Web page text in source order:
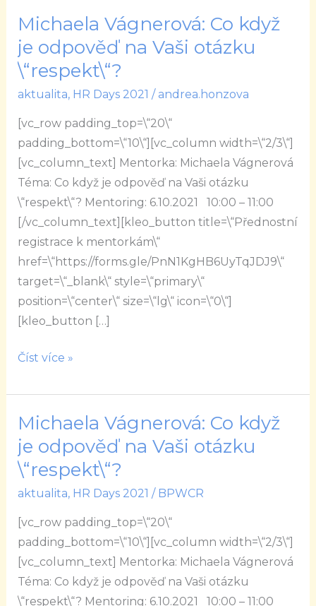
Michaela Vágnerová: Co když
je odpověď na Vaši otázku
\“respekt\“?
aktualita, HR Days 2021 / andrea.honzova
[vc_row padding_top=\“20\“
padding_bottom=\“10\“][vc_column width=\“2/3\“]
[vc_column_text] Mentorka: Michaela Vágnerová
Téma: Co když je odpověď na Vaši otázku
\“respekt\“? Mentoring: 6.10.2021 10:00 – 11:00
[/vc_column_text][kleo_button title=\“Přednostní
registrace k mentorkám\“
href=\“https://forms.gle/PnN1KgHB6UyTqJDJ9\“
target=\“_blank\“ style=\“primary\“
position=\“center\“ size=\“lg\“ icon=\“0\“]
[kleo_button […]
Michaela
Vágnerová:
Co
když
je
odpověď
na
Vaši
otázku
\“respekt\“?
Číst více »
Michaela Vágnerová: Co když
je odpověď na Vaši otázku
\“respekt\“?
aktualita, HR Days 2021 / BPWCR
[vc_row padding_top=\“20\“
padding_bottom=\“10\“][vc_column width=\“2/3\“]
[vc_column_text] Mentorka: Michaela Vágnerová
Téma: Co když je odpověď na Vaši otázku
\“respekt\“? Mentoring: 6.10.2021 10:00 – 11:00
Michaela
Vágnerová:
Co
když
je
odpověď
na
Vaši
otázku
\“respekt\“?